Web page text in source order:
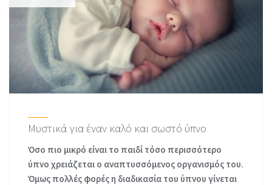
Μυστικά για έναν καλό και σωστό ύπνο
Όσο πιο μικρό είναι το παιδί τόσο περισσότερο
ύπνο χρειάζεται ο αναπτυσσόμενος οργανισμός του.
Όμως πολλές φορές η διαδικασία του ύπνου γίνεται